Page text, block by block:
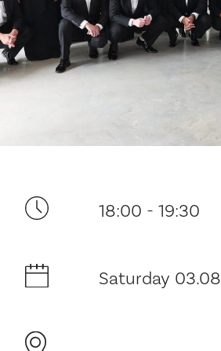
Your visit
The music in the Cathedral
History and architecture
18:00 - 19:30
Saturday 03.08